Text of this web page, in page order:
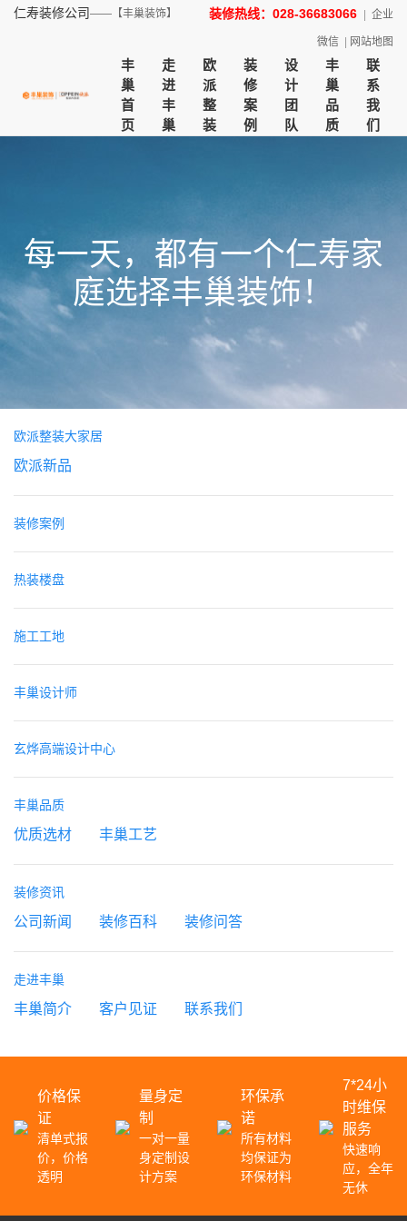
仁寿装修公司——【丰巢装饰】 装修热线：028-36683066 企业
微信 网站地图
丰
巢
首
页
走
进
丰
巢
欧
派
整
装
装
修
案
例
设
计
团
队
丰
巢
品
质
联
系
我
们
每一天，都有一个仁寿家
庭选择丰巢装饰！
欧派整装大家居
欧派新品
装修案例
热装楼盘
施工工地
丰巢设计师
玄烨高端设计中心
丰巢品质
优质选材 丰巢工艺
装修资讯
公司新闻 装修百科 装修问答
走进丰巢
丰巢简介 客户见证 联系我们
价格保
证
清单式报
价，价格
透明
量身定
制
一对一量
身定制设
计方案
环保承
诺
所有材料
均保证为
环保材料
7*24小
时维保
服务
快速响
应，全年
无休